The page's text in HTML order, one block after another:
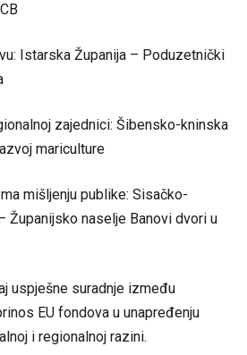
Istarska Županija – Poduzetnički
zajednici: Šibensko-kninska
mariculture
mišljenju publike: Sisačko-
Županijsko naselje Banovi dvori u
uspješne suradnje između
EU fondova u unapređenju
i regionalnoj razini.